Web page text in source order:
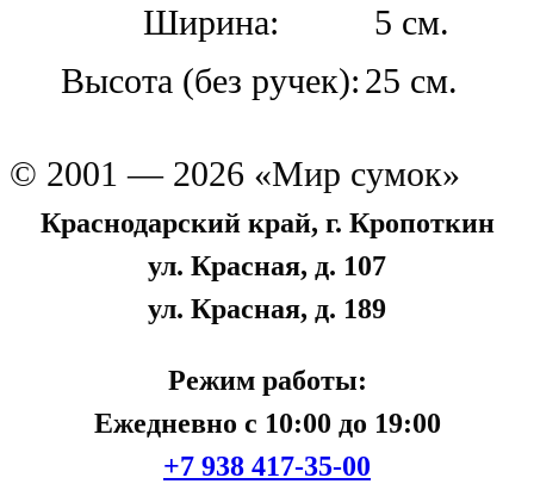
Ширина:
5 см.
Высота (без ручек): 25 см.
© 2001 — 2026 «Мир сумок»
Краснодарский край, г. Кропоткин
ул. Красная, д. 107
ул. Красная, д. 189
Режим работы:
Ежедневно с 10:00 до 19:00
+7 938 417-35-00